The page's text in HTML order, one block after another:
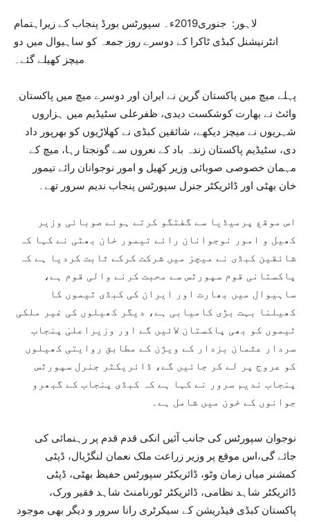
لاہور: جنوری2019ء۔ سپورٹس بورڈ پنجاب کے زیراہتمام
انٹرنیشنل کبڈی ٹاکرا کے دوسرے روز جمعہ کو ساہیوال میں دو
میچز کھیلے گئے۔
پہلے میچ میں پاکستان گرین نے ایران اور دوسرے میچ میں پاکستان
وائٹ نے بھارت کوشکست دیدی، ظفرعلی سٹیڈیم میں ہزاروں
شہریوں نے میچز دیکھے، شائقین کبڈی نے کھلاڑیوں کو بھرپور داد
دی، سٹیڈیم پاکستان زندہ باد کے نعروں سے گونجتا رہا، میچ کے
مہمان خصوصی صوبائی وزیر کھیل و امور نوجوانان رائے تیمور
خان بھٹی اور ڈائریکٹر جنرل سپورٹس پنجاب ندیم سرور تھے۔
اس موقع پرمیڈیا سے گفتگو کرتے ہوئے صوبائی وزیر
کھیل و امور نوجوانان رائے تیمور خان بھٹی نے کہا کہ
شائقین کبڈی نے میچز میں شرکت کرکے ثابت کردیا ہے کہ
پاکستانی قوم سپورٹس سے محبت کرنے والی قوم ہے،
ساہیوال میں بھارت اور ایران کی کبڈی ٹیموں کا
کھیلنا بہت بڑی کامیابی ہے، دیگر کھیلوں کی غیر ملکی
ٹیموں کو بھی پاکستان لائیں گے اور وزیراعلیٰ پنجاب
سردار عثمان بزدار کے ویژن کے مطابق روایتی کھیلوں
کو عروج پر لے کر جائیں گے، ڈائریکٹر جنرل سپورٹس
پنجاب ندیم سرور نے کہا ہے کہ کبڈی پنجاب کے گبھرو
جوانوں کے خون میں شامل ہے۔
نوجوان سپورٹس کی جانب آئیں انکی قدم قدم پر رہنمائی کی
جائے گی،اس موقع پر وزیر زراعت ملک نعمان لنگڑیال، ڈپٹی
کمشنر میاں زمان وٹو، ڈائریکٹر سپورٹس حفیظ بھٹی، ڈپٹی
ڈائریکٹر شاہد نظامی، ڈائریکٹر ٹورنامنٹ شاہد فقیر ورک،
پاکستان کبڈی فیڈریشن کے سیکرٹری رانا سرور و دیگر بھی موجود